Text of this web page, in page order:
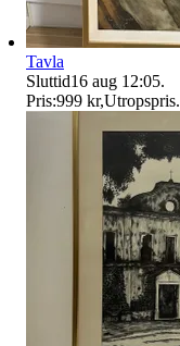
Tavla
Sluttid16 aug 12:05.
Pris:999 kr,Utropspris.